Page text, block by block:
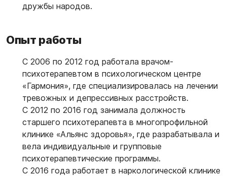
дружбы народов.
Опыт работы
С 2006 по 2012 год работала врачом-
психотерапевтом в психологическом центре
«Гармония», где специализировалась на лечении
тревожных и депрессивных расстройств.
С 2012 по 2016 год занимала должность
старшего психотерапевта в многопрофильной
клинике «Альянс здоровья», где разрабатывала и
вела индивидуальные и групповые
психотерапевтические программы.
С 2016 года работает в наркологической клинике